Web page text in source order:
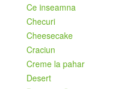
Ce inseamna
Checuri
Cheesecake
Craciun
Creme la pahar
Desert